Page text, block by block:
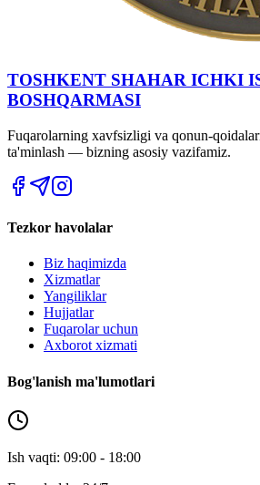
TOSHKENT SHAHAR IСHKI
BOSHQARMASI
Fuqarolarning xavfsizligi va qonun-
ta'minlash — bizning asosiy vazifamiz.
Tezkor havolalar
Biz haqimizda
Xizmatlar
Yangiliklar
Hujjatlar
Fuqarolar uchun
Axborot xizmati
Bog'lanish ma'lumotlari
Ish vaqti: 09:00 - 18:00